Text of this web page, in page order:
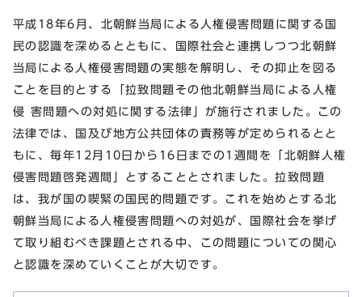
平成18年6月、北朝鮮当局による人権侵害問題に関する国
民の認識を深めるとともに、国際社会と連携しつつ北朝鮮
当局による人権侵害問題の実態を解明し、その抑止を図る
ことを目的とする「拉致問題その他北朝鮮当局による人権
侵 害問題への対処に関する法律」が施行されました。この
法律では、国及び地方公共団体の責務等が定められるとと
もに、毎年12月10日から16日までの1週間を「北朝鮮人権
侵害問題啓発週間」とすることとされました。拉致問題
は、我が国の喫緊の国民的問題です。これを始めとする北
朝鮮当局による人権侵害問題への対処が、国際社会を挙げ
て取り組むべき課題とされる中、この問題についての関心
と認識を深めていくことが大切です。